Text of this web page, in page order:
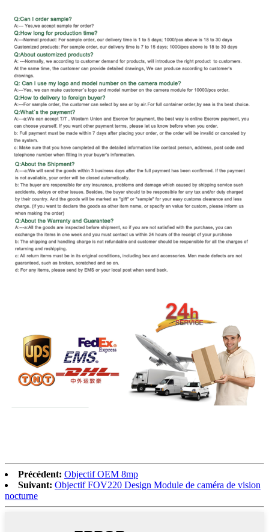
Précédent: Objectif OEM 8mp
Suivant: Objectif FOV220 Design Module de caméra de vision
nocturne